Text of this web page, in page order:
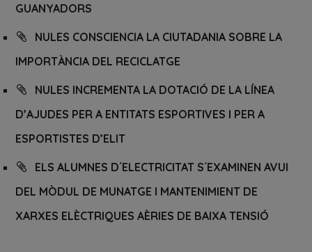
GUANYADORS
NULES CONSCIENCIA LA CIUTADANIA SOBRE LA
IMPORTÀNCIA DEL RECICLATGE
NULES INCREMENTA LA DOTACIÓ DE LA LÍNEA
D’AJUDES PER A ENTITATS ESPORTIVES I PER A
ESPORTISTES D’ELIT
ELS ALUMNES D´ELECTRICITAT S´EXAMINEN AVUI
DEL MÒDUL DE MUNATGE I MANTENIMIENT DE
XARXES ELÈCTRIQUES AÈRIES DE BAIXA TENSIÓ